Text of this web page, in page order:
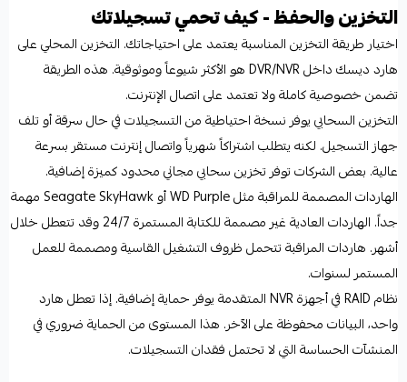
التخزين والحفظ - كيف تحمي تسجيلاتك
اختيار طريقة التخزين المناسبة يعتمد على احتياجاتك. التخزين المحلي على
هارد ديسك داخل DVR/NVR هو الأكثر شيوعاً وموثوقية. هذه الطريقة
تضمن خصوصية كاملة ولا تعتمد على اتصال الإنترنت.
التخزين السحابي يوفر نسخة احتياطية من التسجيلات في حال سرقة أو تلف
جهاز التسجيل. لكنه يتطلب اشتراكاً شهرياً واتصال إنترنت مستقر بسرعة
عالية. بعض الشركات توفر تخزين سحابي مجاني محدود كميزة إضافية.
الهاردات المصممة للمراقبة مثل WD Purple أو Seagate SkyHawk مهمة
جداً. الهاردات العادية غير مصممة للكتابة المستمرة 24/7 وقد تتعطل خلال
أشهر. هاردات المراقبة تتحمل ظروف التشغيل القاسية ومصممة للعمل
المستمر لسنوات.
نظام RAID في أجهزة NVR المتقدمة يوفر حماية إضافية. إذا تعطل هارد
واحد، البيانات محفوظة على الآخر. هذا المستوى من الحماية ضروري في
المنشآت الحساسة التي لا تحتمل فقدان التسجيلات.